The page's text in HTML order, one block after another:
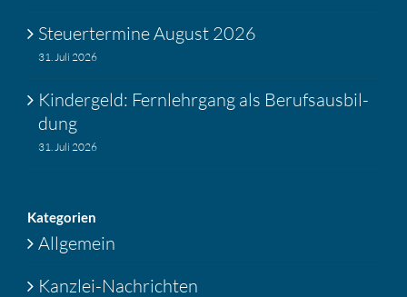
Steuer­ter­mine August 2026
31. Juli 2026
Kinder­geld: Fernlehr­gang als Berufs­aus­bil­
dung
31. Juli 2026
Katego­rien
Allgemein
Kanzlei-Nachrichten